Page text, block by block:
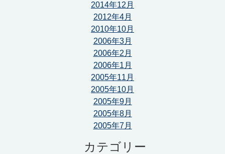
2014年12月
2012年4月
2010年10月
2006年3月
2006年2月
2006年1月
2005年11月
2005年10月
2005年9月
2005年8月
2005年7月
カテゴリー